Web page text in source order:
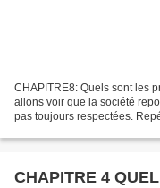
CHAPITRE8: Quels sont les
allons voir que la société
pas toujours respectées.
CHAPITRE 4